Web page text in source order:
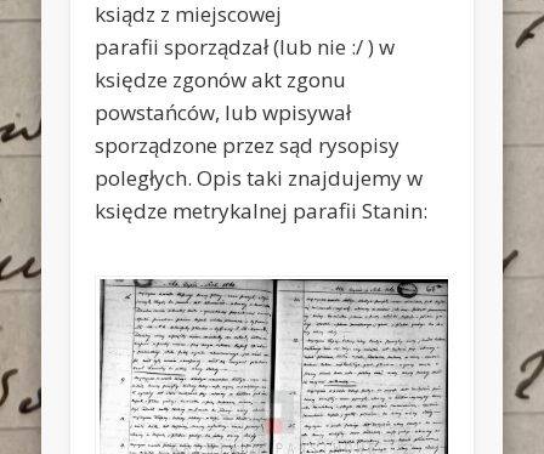
ksiądz z miejscowej
parafii sporządzał (lub nie :/ ) w
księdze zgonów akt zgonu
powstańców, lub wpisywał
sporządzone przez sąd rysopisy
poległych. Opis taki znajdujemy w
księdze metrykalnej parafii Stanin: